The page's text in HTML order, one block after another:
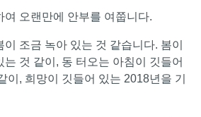
여 오랜만에 안부를 여쭙니다.
조금 녹아 있는 것 같습니다. 봄이
것 같이, 동 터오는 아침이 깃들어
이, 희망이 깃들어 있는 2018년을 기